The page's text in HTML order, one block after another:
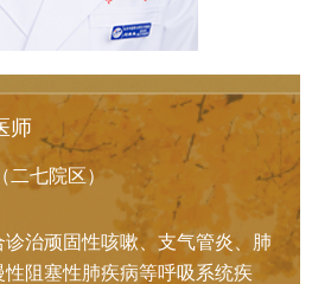
师
二七院区）
治顽固性咳嗽、支气管炎、肺
阻塞性肺疾病等呼吸系统疾